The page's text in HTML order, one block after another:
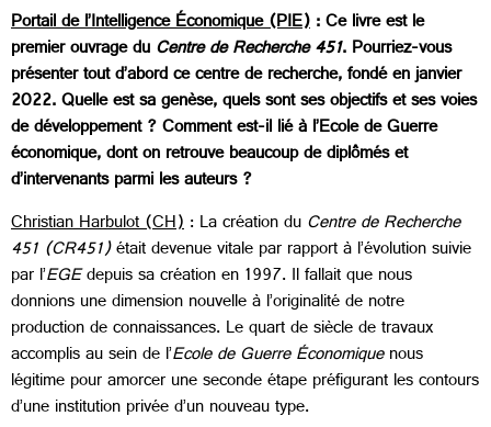
Portail de l’Intelligence Économique (PIE): Ce livre est le
premier ouvrage duCentre de Recherche 451. Pourriez-vous
présenter tout d’abord ce centre de recherche, fondé en janvier
2022. Quelle est sa genèse, quels sont ses objectifs et ses voies
de développement ? Comment est-il lié à l’Ecole de Guerre
économique, dont on retrouve beaucoup de diplômés et
d’intervenants parmi les auteurs ?
Christian Harbulot (CH): La création duCentre de Recherche
451 (CR451)était devenue vitale par rapport à l’évolution suivie
par l’EGEdepuis sa création en 1997. Il fallait que nous
donnions une dimension nouvelle à l’originalité de notre
production de connaissances. Le quart de siècle de travaux
accomplis au sein de l’Ecole de Guerre Économiquenous
légitime pour amorcer une seconde étape préfigurant les contours
d’une institution privée d’un nouveau type.